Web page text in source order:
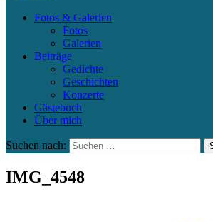
Fotos & Galerien
Fotos
Galerien
Beiträge
Gedichte
Geschichten
Konzerte
Gästebuch
Über mich
Suchen nach:
IMG_4548